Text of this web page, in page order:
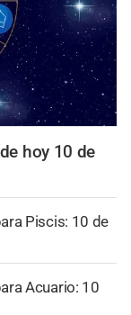
hoy 10 de
Piscis: 10 de
Acuario: 10